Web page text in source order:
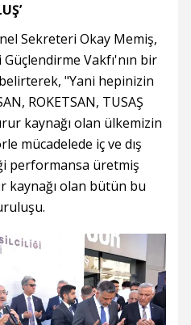
Sekreteri Okay Memiş,
Vakfı'nın bir
"Yani hepinizin
ROKETSAN, TUSAŞ
kaynağı olan ülkemizin
mücadelede iç ve dış
performansa üretmiş
kaynağı olan bütün bu